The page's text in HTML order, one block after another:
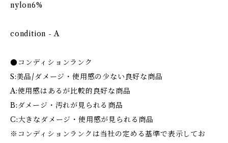
nylon6%
condition - A
●コンディションランク
S:美品/ダメージ・使用感の少ない良好な商品
A:使用感はあるが比較的良好な商品
B:ダメージ・汚れが見られる商品
C:大きなダメージ・使用感が見られる商品
※コンディションランクは当社の定める基準で表示してお